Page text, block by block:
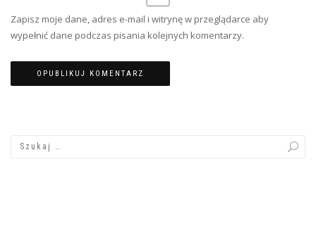
Zapisz moje dane, adres e-mail i witrynę w przeglądarce aby
wypełnić dane podczas pisania kolejnych komentarzy.